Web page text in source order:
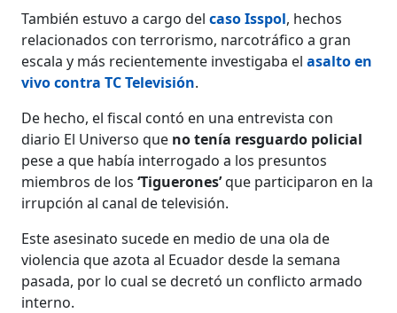
También estuvo a cargo delcaso Isspol, hechos
relacionados con terrorismo, narcotráfico a gran
escala y más recientemente investigaba elasalto en
vivo contra TC Televisión.
De hecho, el fiscal contó en una entrevista con
diario El Universo que no tenía resguardo policial
pese a que había interrogado a los presuntos
miembros de los‘Tiguerones’que participaron en la
irrupción al canal de televisión.
Este asesinato sucede en medio de una ola de
violencia que azota al Ecuador desde la semana
pasada, por lo cual se decretó un conflicto armado
interno.